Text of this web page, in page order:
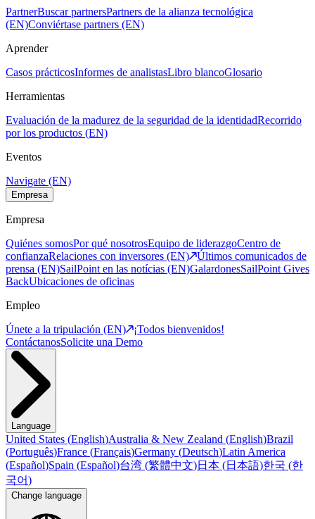
PartnerBuscar partnersPartners de la alianza tecnológica
(EN)Conviértase partners (EN)
Aprender
Casos prácticosInformes de analistasLibro blancoGlosario
Herramientas
Evaluación de la madurez de la seguridad de la identidadRecorrido
por los productos (EN)
Eventos
Navigate (EN)
Empresa
Empresa
Quiénes somosPor qué nosotrosEquipo de liderazgoCentro de
confianzaRelaciones con inversores (EN)
Últimos comunicados de
prensa (EN)SailPoint en las notícias (EN)GalardonesSailPoint Gives
BackUbicaciones de oficinas
Empleo
Únete a la tripulación (EN)
¡Todos bienvenidos!
ContáctanosSolicite una Demo
Language
United States (English)Australia & New Zealand (English)Brazil
(Português)France (Français)Germany (Deutsch)Latin America
(Español)Spain (Español)台湾 (繁體中文)日本 (日本語)한국 (한
국어)
Change language